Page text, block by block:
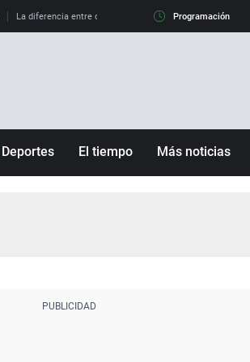
La diferencia entre observar el eclipse al 99% y al 100%
Programación
Deportes El tiempo Más noticias